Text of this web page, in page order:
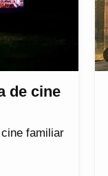
de cine
familiar